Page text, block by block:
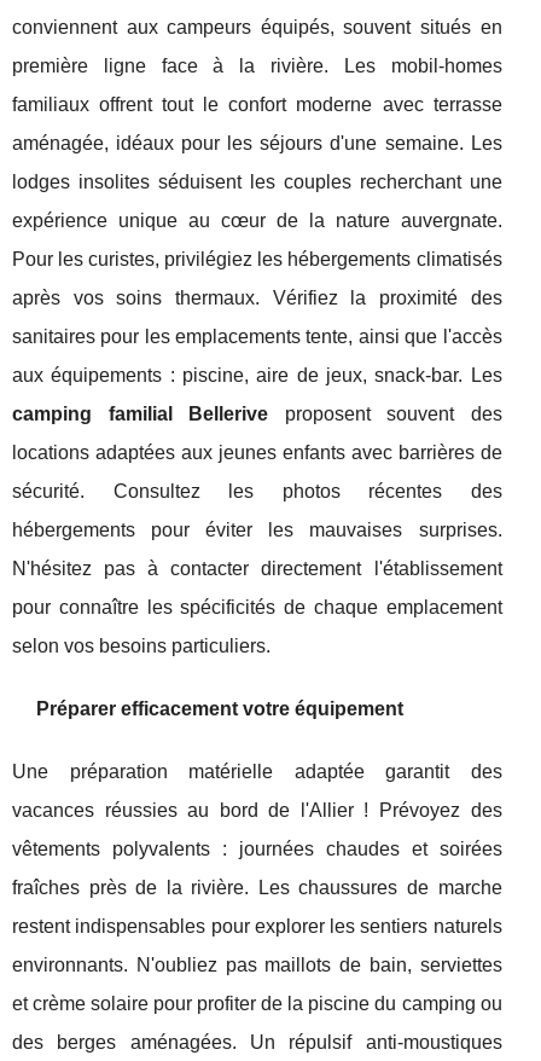
conviennent aux campeurs équipés, souvent situés en
première ligne face à la rivière. Les mobil-homes
familiaux offrent tout le confort moderne avec terrasse
aménagée, idéaux pour les séjours d'une semaine. Les
lodges insolites séduisent les couples recherchant une
expérience unique au cœur de la nature auvergnate.
Pour les curistes, privilégiez les hébergements climatisés
après vos soins thermaux. Vérifiez la proximité des
sanitaires pour les emplacements tente, ainsi que l'accès
aux équipements : piscine, aire de jeux, snack-bar. Les
camping familial Bellerive proposent souvent des
locations adaptées aux jeunes enfants avec barrières de
sécurité. Consultez les photos récentes des
hébergements pour éviter les mauvaises surprises.
N'hésitez pas à contacter directement l'établissement
pour connaître les spécificités de chaque emplacement
selon vos besoins particuliers.
Préparer efficacement votre équipement
Une préparation matérielle adaptée garantit des
vacances réussies au bord de l'Allier ! Prévoyez des
vêtements polyvalents : journées chaudes et soirées
fraîches près de la rivière. Les chaussures de marche
restent indispensables pour explorer les sentiers naturels
environnants. N'oubliez pas maillots de bain, serviettes
et crème solaire pour profiter de la piscine du camping ou
des berges aménagées. Un répulsif anti-moustiques